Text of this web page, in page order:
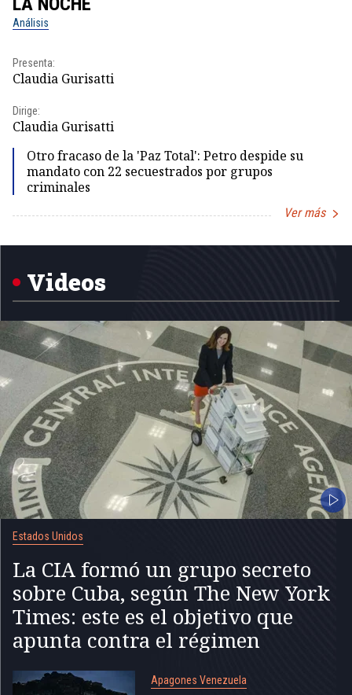
Análisis
Presenta:
Claudia Gurisatti
Dirige:
Claudia Gurisatti
Otro fracaso de la 'Paz Total': Petro despide su
mandato con 22 secuestrados por grupos
criminales
Ver más
Videos
Estados Unidos
La CIA formó un grupo secreto
sobre Cuba, según The New York
Times: este es el objetivo que
apunta contra el régimen
Apagones Venezuela